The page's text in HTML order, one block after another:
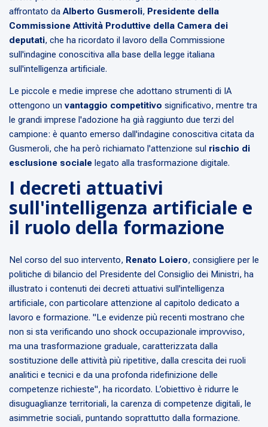
affrontato da Alberto Gusmeroli, Presidente della
Commissione Attività Produttive della Camera dei
deputati, che ha ricordato il lavoro della Commissione
sull'indagine conoscitiva alla base della legge italiana
sull'intelligenza artificiale.
Le piccole e medie imprese che adottano strumenti di IA
ottengono un vantaggio competitivo significativo, mentre tra
le grandi imprese l'adozione ha già raggiunto due terzi del
campione: è quanto emerso dall'indagine conoscitiva citata da
Gusmeroli, che ha però richiamato l'attenzione sul rischio di
esclusione sociale legato alla trasformazione digitale.
I decreti attuativi
sull'intelligenza artificiale e
il ruolo della formazione
Nel corso del suo intervento, Renato Loiero, consigliere per le
politiche di bilancio del Presidente del Consiglio dei Ministri, ha
illustrato i contenuti dei decreti attuativi sull'intelligenza
artificiale, con particolare attenzione al capitolo dedicato a
lavoro e formazione. "Le evidenze più recenti mostrano che
non si sta verificando uno shock occupazionale improvviso,
ma una trasformazione graduale, caratterizzata dalla
sostituzione delle attività più ripetitive, dalla crescita dei ruoli
analitici e tecnici e da una profonda ridefinizione delle
competenze richieste", ha ricordato. L’obiettivo è ridurre le
disuguaglianze territoriali, la carenza di competenze digitali, le
asimmetrie sociali, puntando soprattutto dalla formazione.